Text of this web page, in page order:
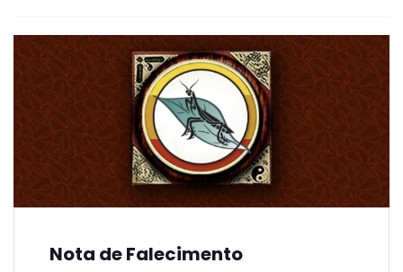
Nota de Falecimento